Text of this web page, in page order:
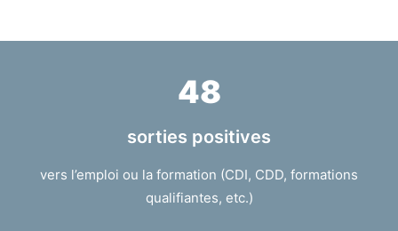
48
sorties positives
vers l’emploi ou la formation (CDI, CDD, formations
qualifiantes, etc.)